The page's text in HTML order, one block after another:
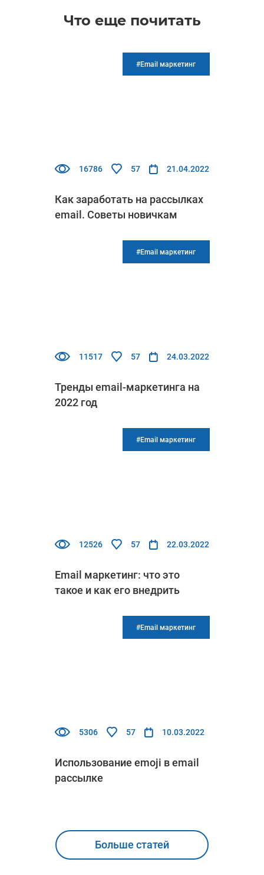
Что еще почитать
#Email маркетинг
16786 57 21.04.2022
Как заработать на рассылках
email. Советы новичкам
#Email маркетинг
11517 57 24.03.2022
Тренды email-маркетинга на
2022 год
#Email маркетинг
12526 57 22.03.2022
Email маркетинг: что это
такое и как его внедрить
#Email маркетинг
5306 57 10.03.2022
Использование emoji в email
рассылке
Больше статей